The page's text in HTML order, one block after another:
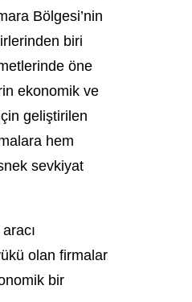
Bölgesi’nin
biri
öne
ekonomik ve
geliştirilen
hem
sevkiyat
olan firmalar
bir